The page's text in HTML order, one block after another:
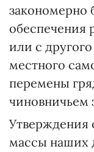
закономерно
обеспечения
или с
местного
перемены
чиновничьем
Утверждения
массы наших